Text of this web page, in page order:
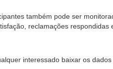
também pode ser
reclamações respondidas
interessado baixar os